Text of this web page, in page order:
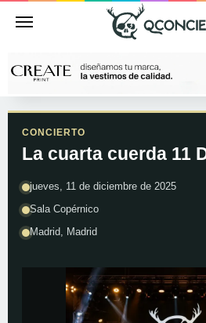
CONCIERTO
La cuarta cuerda 11
jueves, 11 de diciembre de 2025
Sala Copérnico
Madrid, Madrid